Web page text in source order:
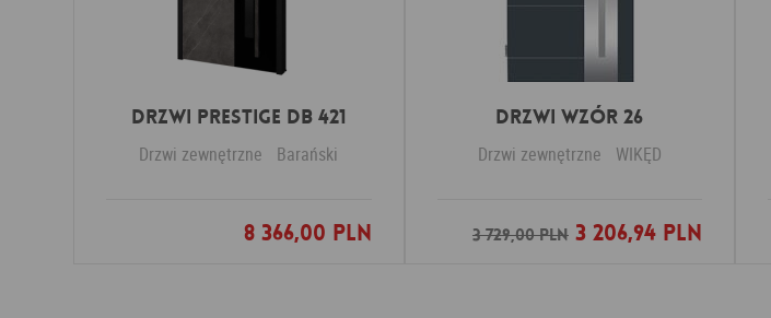
Drzwi PRESTIGE DB 421
Drzwi zewnętrzne Barański
8 366,00 PLN
Dodaj do ulubionych
Drzwi Wzór 26
Drzwi zewnętrzne WIKĘD
3 729,00 PLN3 206,94 PLN
Dodaj do ulubionych